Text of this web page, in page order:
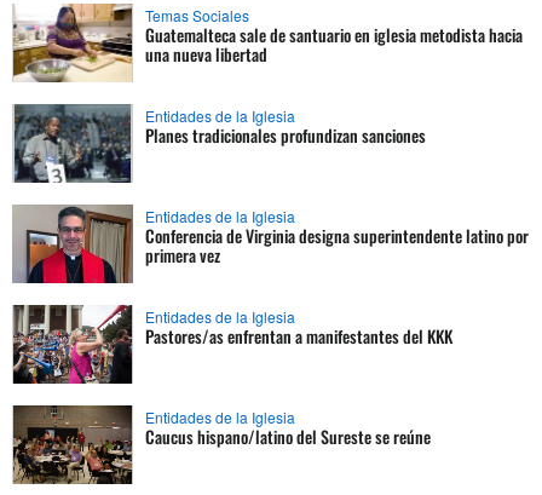
Temas Sociales
Guatemalteca sale de santuario en iglesia metodista hacia
una nueva libertad
Entidades de la Iglesia
Planes tradicionales profundizan sanciones
Entidades de la Iglesia
Conferencia de Virginia designa superintendente latino por
primera vez
Entidades de la Iglesia
Pastores/as enfrentan a manifestantes del KKK
Entidades de la Iglesia
Caucus hispano/latino del Sureste se reúne